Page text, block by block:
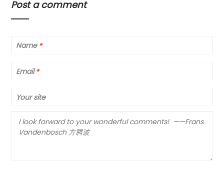
Post a comment
Name *
Email *
Your site